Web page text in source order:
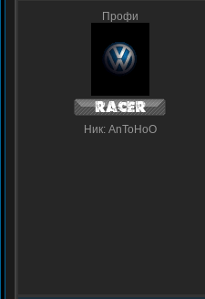
Профи
Ник: AnToHoO